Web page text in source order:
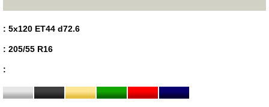
: 5x120 ET44 d72.6
: 205/55 R16
: